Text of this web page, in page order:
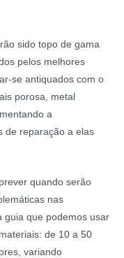
sido topo de gama
pelos melhores
se antiquados com o
porosa, metal
a
de reparação a elas
quando serão
nas
guia que podemos usar
de 10 a 50
variando